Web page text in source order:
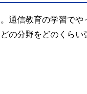
通信教育の学習でや
の分野をどのくら